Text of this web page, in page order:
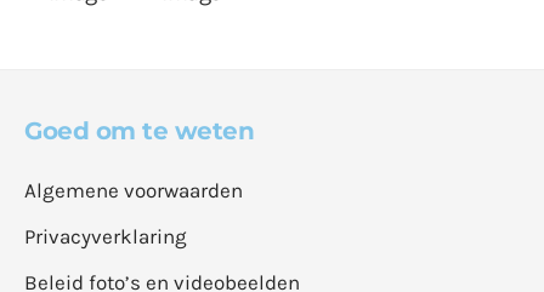
Goed om te weten
Algemene voorwaarden
Privacyverklaring
Beleid foto’s en videobeelden